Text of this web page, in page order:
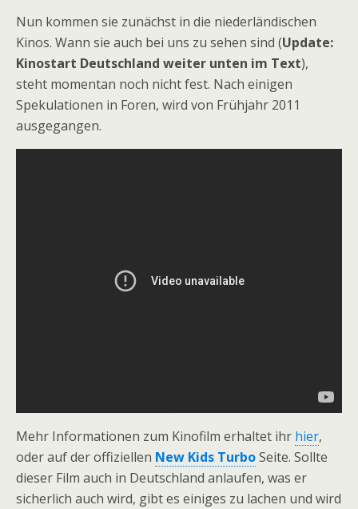
Nun kommen sie zunächst in die niederländischen
Kinos. Wann sie auch bei uns zu sehen sind (Update:
Kinostart Deutschland weiter unten im Text),
steht momentan noch nicht fest. Nach einigen
Spekulationen in Foren, wird von Frühjahr 2011
ausgegangen.
Mehr Informationen zum Kinofilm erhaltet ihr hier,
oder auf der offiziellen New Kids TurboSeite. Sollte
dieser Film auch in Deutschland anlaufen, was er
sicherlich auch wird, gibt es einiges zu lachen und wird